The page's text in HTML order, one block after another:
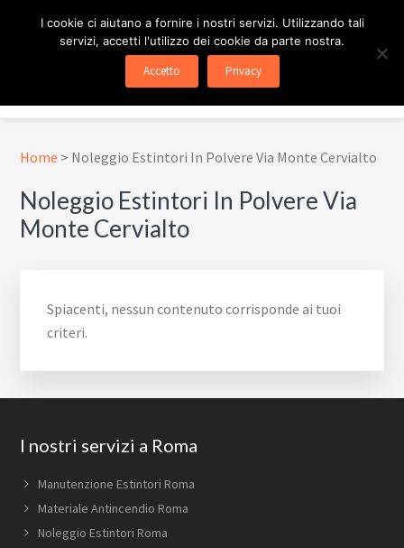
pagina
ESTINTORE ROMA
In Tutta Roma E Provincia
Menu
Home > Noleggio Estintori In Polvere Via Monte Cervialto
Noleggio Estintori In Polvere Via
Monte Cervialto
Spiacenti, nessun contenuto corrisponde ai tuoi
criteri.
Footer
I nostri servizi a Roma
Manutenzione Estintori Roma
Materiale Antincendio Roma
Noleggio Estintori Roma
I cookie ci aiutano a fornire i nostri servizi. Utilizzando tali
servizi, accetti l'utilizzo dei cookie da parte nostra.
Accetto Privacy